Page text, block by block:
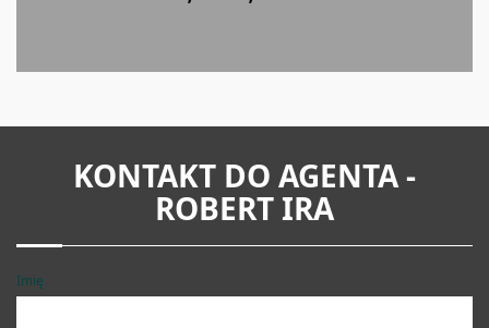
KONTAKT DO AGENTA -
ROBERT IRA
Imię